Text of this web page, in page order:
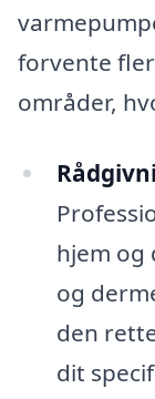
forvente
områder,
hjem og
og
den
dit